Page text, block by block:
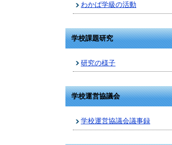
わかば学級の活動
学校課題研究
研究の様子
学校運営協議会
学校運営協議会議事録